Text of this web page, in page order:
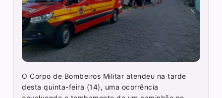
O Corpo de Bombeiros Militar atendeu na tarde
desta quinta-feira (14), uma ocorrência